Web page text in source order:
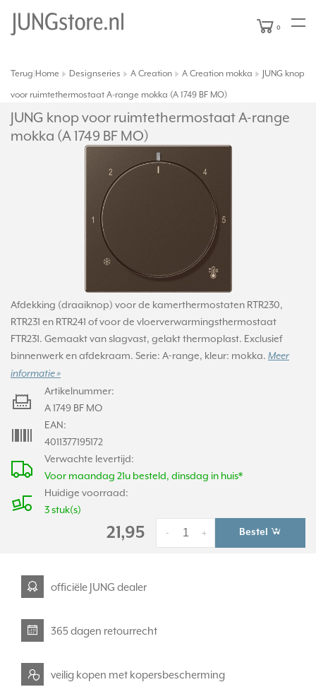
0
Terug Home Designseries A Creation A Creation mokka JUNG knop
voor ruimtethermostaat A-range mokka (A 1749 BF MO)
JUNG knop voor ruimtethermostaat A-range
mokka (A 1749 BF MO)
Afdekking (draaiknop) voor de kamerthermostaten RTR230,
RTR231 en RTR241 of voor de vloerverwarmingsthermostaat
FTR231. Gemaakt van slagvast, gelakt thermoplast. Exclusief
binnenwerk en afdekraam. Serie: A-range, kleur: mokka. Meer
informatie »
Verwachte levertijd:
Voor maandag 21u besteld, dinsdag in huis*
Huidige voorraad:
3 stuk(s)
Artikelnummer:
A 1749 BF MO
EAN:
4011377195172
21,95 +
- Bestel
officiële JUNG dealer
365 dagen retourrecht
veilig kopen met kopersbescherming